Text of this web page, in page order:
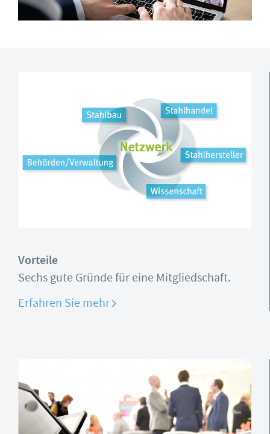
Vorteile
Sechs gute Gründe für eine Mitgliedschaft.
Erfahren Sie mehr